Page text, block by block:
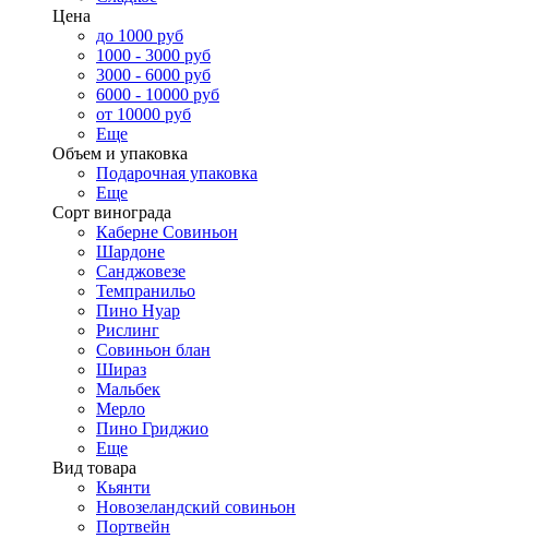
Цена
до 1000 руб
1000 - 3000 руб
3000 - 6000 руб
6000 - 10000 руб
от 10000 руб
Еще
Объем и упаковка
Подарочная упаковка
Еще
Сорт винограда
Каберне Совиньон
Шардоне
Санджовезе
Темпранильо
Пино Нуар
Рислинг
Совиньон блан
Шираз
Мальбек
Мерло
Пино Гриджио
Еще
Вид товара
Кьянти
Новозеландский совиньон
Портвейн